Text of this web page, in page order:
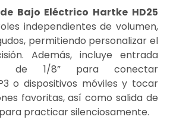
Bajo Eléctrico Hartke HD25
independientes de volumen,
permitiendo personalizar el
Además, incluye entrada
de 1/8” para conectar
o dispositivos móviles y tocar
favoritas, así como salida de
practicar silenciosamente.